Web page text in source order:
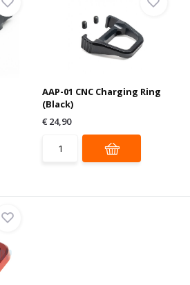
AAP-01 CNC Charging Ring
(Black)
€ 24,90